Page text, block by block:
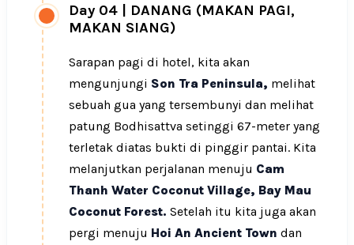
Day 04
DANANG (MAKAN PAGI,
MAKAN SIANG)
Sarapan pagi di hotel, kita akan
mengunjungi Son Tra Peninsula, melihat
sebuah gua yang tersembunyi dan melihat
patung Bodhisattva setinggi 67-meter yang
terletak diatas bukti di pinggir pantai. Kita
melanjutkan perjalanan menuju Cam
Thanh Water Coconut Village, Bay Mau
Coconut Forest. Setelah itu kita juga akan
pergi menuju Hoi An Ancient Town dan